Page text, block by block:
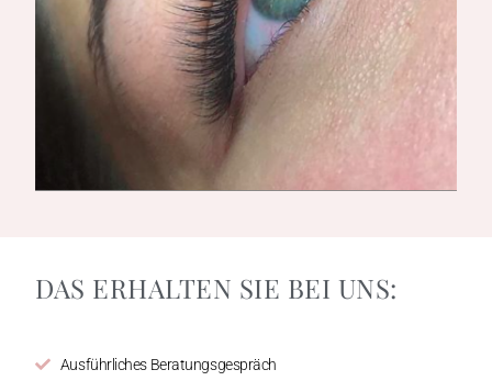
DAS ERHALTEN SIE BEI UNS:
Ausführliches Beratungsgespräch